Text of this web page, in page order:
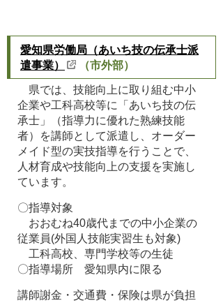
愛知県労働局（あいち技の伝承士派
遣事業）
（市外部）
県では、技能向上に取り組む中小
企業や工科高校等に「 あいち技の伝
承士 」（指導力に優れた熟練技能
者）を講師として派遣し、オーダー
メイド型の実技指導を行うことで、
人材育成や技能向上の支援を実施し
ています。
〇指導対象
おおむね40歳代までの中小企業の
従業員(外国人技能実習生も対象)
工科高校、専門学校等の生徒
〇指導場所 愛知県内に限る
講師謝金・交通費・保険は県が負担